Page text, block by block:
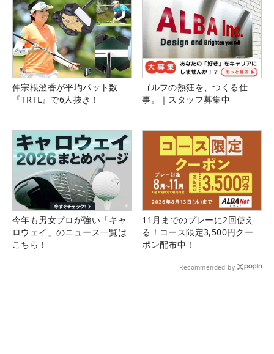
仲宗根澄香が平均パット数
『TRTL』で6人抜き！
ゴルフの熱狂を、つくる仕
事。｜スタッフ募集中
今年も男女プロが強い「キャ
ロウェイ」のニュース一覧は
こちら！
11月までのプレーに2回使え
る！コース限定3,500円クー
ポン配布中！
Recommended by